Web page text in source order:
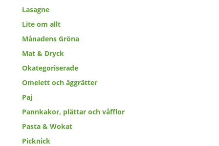
Lasagne
Lite om allt
Månadens Gröna
Mat & Dryck
Okategoriserade
Omelett och äggrätter
Paj
Pannkakor, plättar och våfflor
Pasta & Wokat
Picknick